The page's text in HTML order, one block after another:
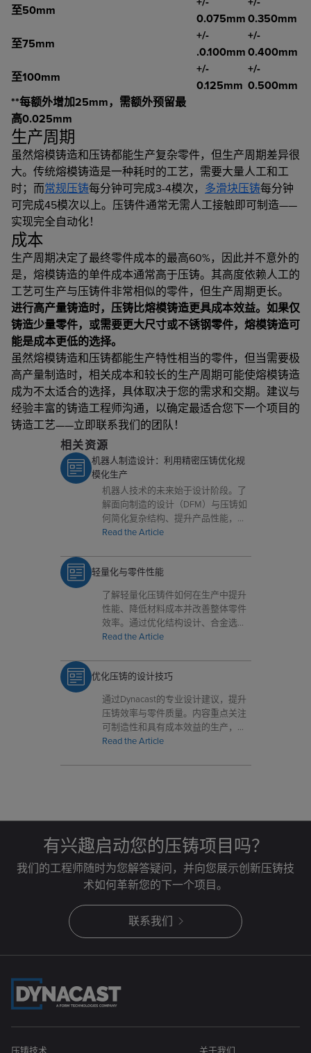
至50mm
0.075mm0.350mm
至75mm
+/-
.0.100mm
+/-
0.400mm
至100mm
+/-
0.125mm
+/-
0.500mm
**每额外增加25mm，需额外预留最
高0.025mm
生产周期
虽然熔模铸造和压铸都能生产复杂零件，但生产周期差异很
大。传统熔模铸造是一种耗时的工艺，需要大量人工和工
时；而常规压铸每分钟可完成3-4模次， 多滑块压铸每分钟
可完成45模次以上。压铸件通常无需人工接触即可制造——
实现完全自动化！
成本
生产周期决定了最终零件成本的最高60%，因此并不意外的
是，熔模铸造的单件成本通常高于压铸。其高度依赖人工的
工艺可生产与压铸件非常相似的零件，但生产周期更长。
进行高产量铸造时，压铸比熔模铸造更具成本效益。如果仅
铸造少量零件，或需要更大尺寸或不锈钢零件，熔模铸造可
能是成本更低的选择。
虽然熔模铸造和压铸都能生产特性相当的零件，但当需要极
高产量制造时，相关成本和较长的生产周期可能使熔模铸造
成为不太适合的选择，具体取决于您的需求和交期。建议与
经验丰富的铸造工程师沟通，以确定最适合您下一个项目的
铸造工艺——立即联系我们的团队！
相关资源
机器人制造设计：利用精密压铸优化规
模化生产
机器人技术的未来始于设计阶段。了
解面向制造的设计（DFM）与压铸如
何简化复杂结构、提升产品性能，并
使产品为高效、稳定且可扩展的量产
期、降低生产成本，并在严格公差、
轻量化与热管理要求之间实现更优平
衡，从原型验证顺利过渡到商业化生
产。
Read the Article
轻量化与零件性能
了解轻量化压铸件如何在生产中提升
性能、降低材料成本并改善整体零件
效率。通过优化结构设计、合金选择
和制造工艺，可在满足强度、尺寸精
的材料用量，缩短后续加工时间，并
支持更稳定、更具成本效益的批量生
产，帮助制造团队在质量、交期与总
成本之间取得更佳平衡，并持续提升
供应链韧性。
Read the Article
优化压铸的设计技巧
通过Dynacast的专业设计建议，提升
压铸效率与零件质量。内容重点关注
可制造性和具有成本效益的生产，帮
助工程与采购团队在压铸零件设计和
晰、实用的指导支持对质量、效率及
项核心考量。
Read the Article
有兴趣启动您的压铸项目吗？
我们的工程师随时为您解答疑问，并向您展示创新压铸技
术如何革新您的下一个项目。
联系我们
压铸技术 关于我们